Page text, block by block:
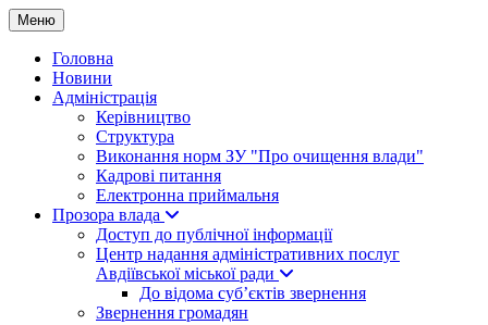
Меню
Головна
Новини
Адміністрація
Керівництво
Структура
Виконання норм ЗУ "Про очищення влади"
Кадрові питання
Електронна приймальня
Прозора влада
Доступ до публічної інформації
Центр надання адміністративних послуг
Авдіївської міської ради
До відома суб’єктів звернення
Звернення громадян